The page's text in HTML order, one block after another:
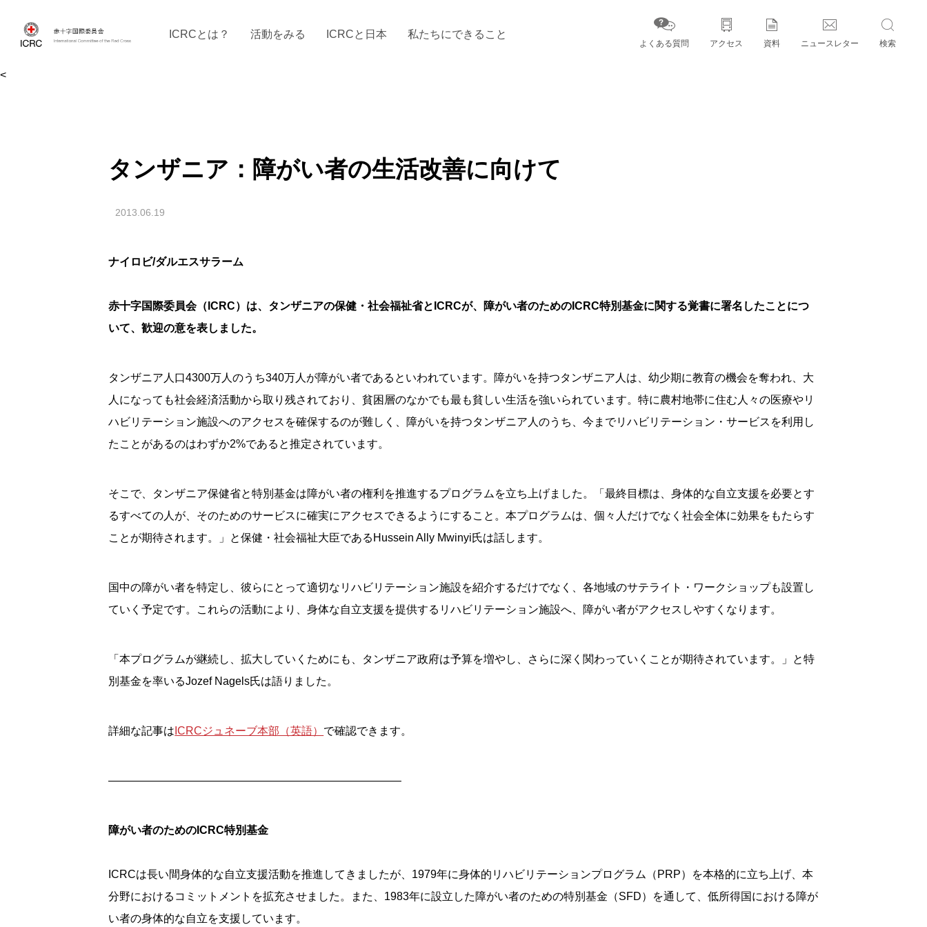
<
よくある質問 アクセス 資料 ニュースレター 検索
ICRCとは？ 活動をみる ICRCと日本 私たちにできること
タンザニア：障がい者の生活改善に向けて
2013.06.19
ナイロビ/ダルエスサラーム
赤十字国際委員会（ICRC）は、タンザニアの保健・社会福祉省とICRCが、障がい者のためのICRC特別基金に関する覚書に署名したことにつ
いて、歓迎の意を表しました。
タンザニア人口4300万人のうち340万人が障がい者であるといわれています。障がいを持つタンザニア人は、幼少期に教育の機会を奪われ、大
人になっても社会経済活動から取り残されており、貧困層のなかでも最も貧しい生活を強いられています。特に農村地帯に住む人々の医療やリ
ハビリテーション施設へのアクセスを確保するのが難しく、障がいを持つタンザニア人のうち、今までリハビリテーション・サービスを利用し
たことがあるのはわずか2%であると推定されています。
そこで、タンザニア保健省と特別基金は障がい者の権利を推進するプログラムを立ち上げました。「最終目標は、身体的な自立支援を必要とす
るすべての人が、そのためのサービスに確実にアクセスできるようにすること。本プログラムは、個々人だけでなく社会全体に効果をもたらす
ことが期待されます。」と保健・社会福祉大臣であるHussein Ally Mwinyi氏は話します。
国中の障がい者を特定し、彼らにとって適切なリハビリテーション施設を紹介するだけでなく、各地域のサテライト・ワークショップも設置し
ていく予定です。これらの活動により、身体な自立支援を提供するリハビリテーション施設へ、障がい者がアクセスしやすくなります。
「本プログラムが継続し、拡大していくためにも、タンザニア政府は予算を増やし、さらに深く関わっていくことが期待されています。」と特
別基金を率いるJozef Nagels氏は語りました。
詳細な記事は ICRCジュネーブ本部（英語） で確認できます。
——————————————————————————–
障がい者のためのICRC特別基金
ICRCは長い間身体的な自立支援活動を推進してきましたが、1979年に身体的リハビリテーションプログラム（PRP）を本格的に立ち上げ、本
分野におけるコミットメントを拡充させました。また、1983年に設立した障がい者のための特別基金（SFD）を通して、低所得国における障が
い者の身体的な自立を支援しています。